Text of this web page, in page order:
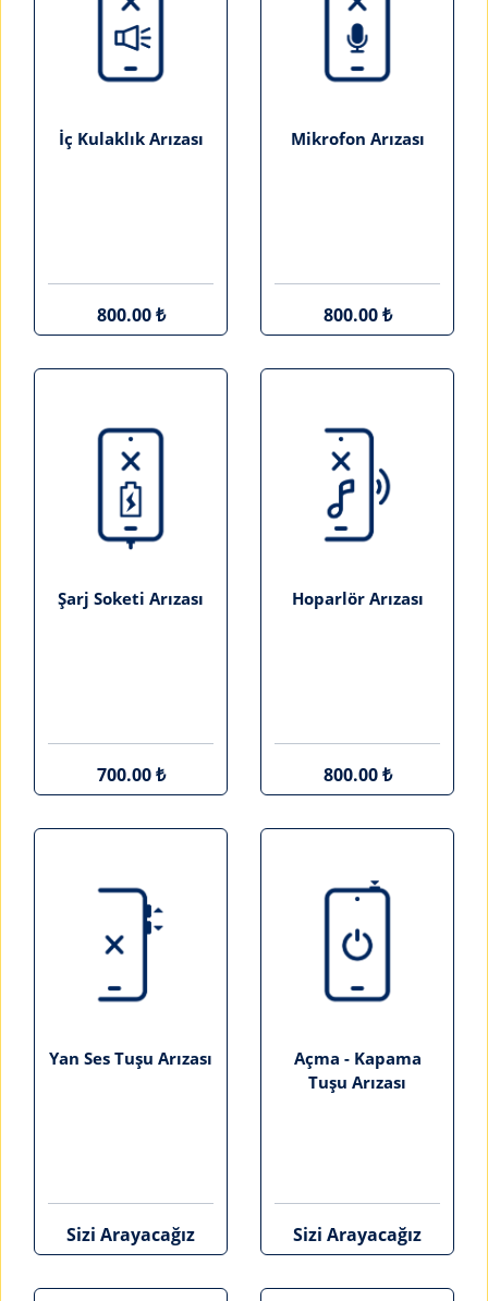
İç Kulaklık Arızası
800.00 ₺
Mikrofon Arızası
800.00 ₺
Şarj Soketi Arızası
700.00 ₺
Hoparlör Arızası
800.00 ₺
Yan Ses Tuşu Arızası
Sizi Arayacağız
Açma - Kapama
Tuşu Arızası
Sizi Arayacağız